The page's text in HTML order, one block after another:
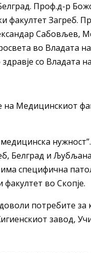
Проф.д-р
Загреб.
Сабовљев,
во Владата
со Владата
Медицинскиот
Белград и
специфична
во Скопје.
потребите за
завод,